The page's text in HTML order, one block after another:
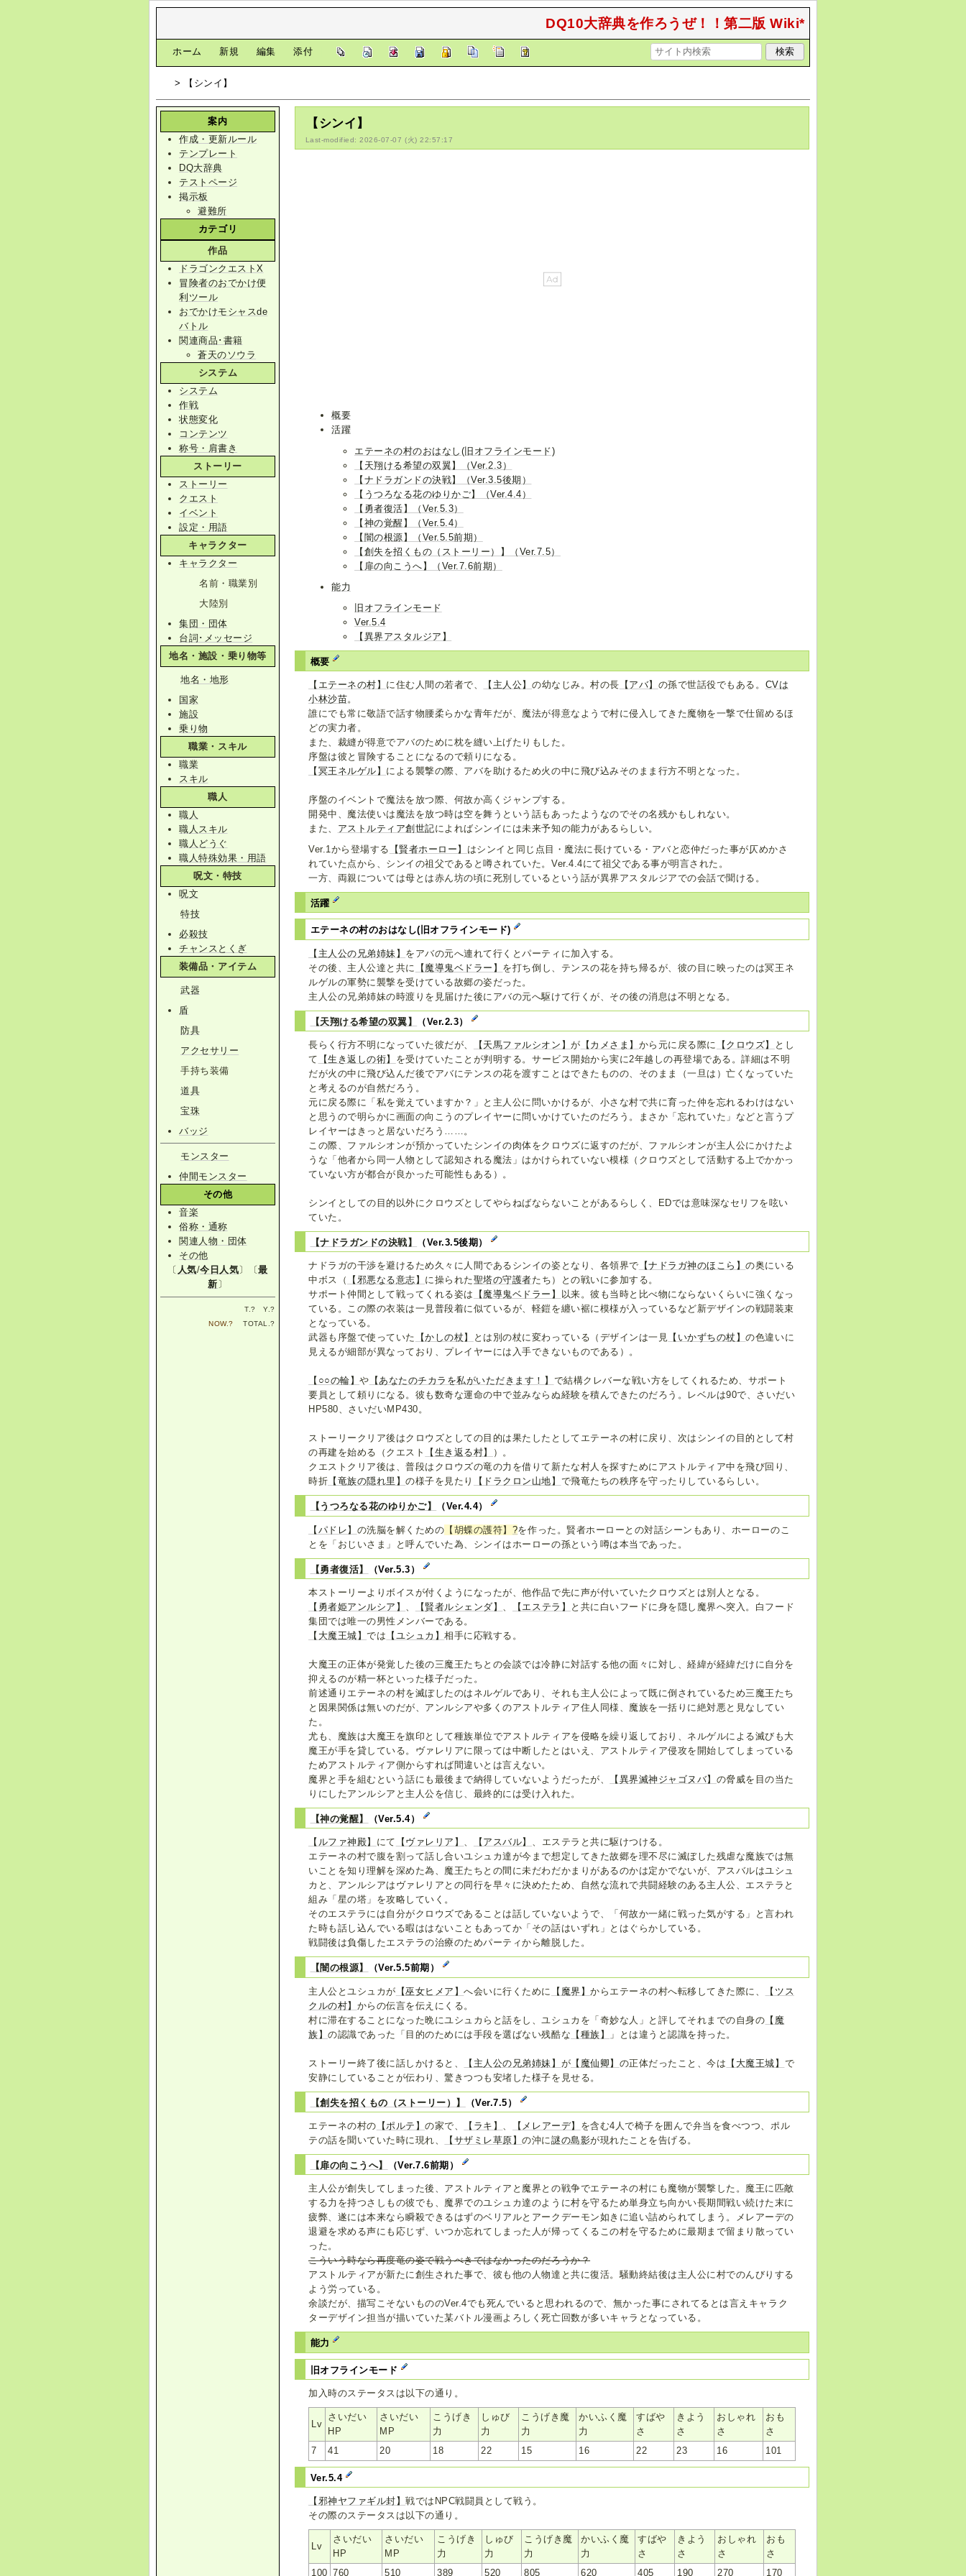
DQ10大辞典を作ろうぜ！！第二版 Wiki*
ホーム 新規 編集 添付
> 【シンイ】
【シンイ】
Last-modified: 2026-07-07 (火) 22:57:17
概要
活躍
エテーネの村のおはなし(旧オフラインモード)
【天翔ける希望の双翼】（Ver.2.3）
【ナドラガンドの決戦】（Ver.3.5後期）
【うつろなる花のゆりかご】（Ver.4.4）
【勇者復活】（Ver.5.3）
【神の覚醒】（Ver.5.4）
【闇の根源】（Ver.5.5前期）
【創失を招くもの（ストーリー）】（Ver.7.5）
【扉の向こうへ】（Ver.7.6前期）
能力
旧オフラインモード
Ver.5.4
【異界アスタルジア】
概要
【エテーネの村】 に住む人間の若者で、 【主人公】 の幼なじみ。村の長 【アバ】 の孫で世話役でもある。 CVは
小林沙苗。
誰にでも常に敬語で話す物腰柔らかな青年だが、魔法が得意なようで村に侵入してきた魔物を一撃で仕留めるほ
どの実力者。
また、裁縫が得意でアバのために枕を縫い上げたりもした。
序盤は彼と冒険することになるので頼りになる。
【冥王ネルゲル】 による襲撃の際、アバを助けるため火の中に飛び込みそのまま行方不明となった。
序盤のイベントで魔法を放つ際、何故か高くジャンプする。
開発中、魔法使いは魔法を放つ時は空を舞うという話もあったようなのでその名残かもしれない。
また、 アストルティア創世記によればシンイには未来予知の能力があるらしい。
Ver.1から登場する
【賢者ホーロー】 はシンイと同じ点目・魔法に長けている・アバと恋仲だった事が仄めかさ
れていた点から、シンイの祖父であると噂されていた。Ver.4.4にて祖父である事が明言された。
一方、両親については母とは赤ん坊の頃に死別しているという話が異界アスタルジアでの会話で聞ける。
活躍
エテーネの村のおはなし(旧オフラインモード)
【主人公の兄弟姉妹】 をアバの元へ連れて行くとパーティに加入する。
その後、主人公達と共に
【魔導鬼ベドラー】 を打ち倒し、テンスの花を持ち帰るが、彼の目に映ったのは冥王ネ
ルゲルの軍勢に襲撃を受けている故郷の姿だった。
主人公の兄弟姉妹の時渡りを見届けた後にアバの元へ駆けて行くが、その後の消息は不明となる。
【天翔ける希望の双翼】 （Ver.2.3）
長らく行方不明になっていた彼だが、 【天馬ファルシオン】が 【カメさま】 から元に戻る際に 【クロウズ】
とし
て
【生き返しの術】 を受けていたことが判明する。サービス開始から実に2年越しの再登場である。詳細は不明
だが火の中に飛び込んだ後でアバにテンスの花を渡すことはできたものの、そのまま（一旦は）亡くなっていた
と考えるのが自然だろう。
元に戻る際に「私を覚えていますか？」と主人公に問いかけるが、小さな村で共に育った仲を忘れるわけはない
と思うので明らかに画面の向こうのプレイヤーに問いかけていたのだろう。まさか「忘れていた」などと言うプ
レイヤーはきっと居ないだろう……。
この際、ファルシオンが預かっていたシンイの肉体をクロウズに返すのだが、ファルシオンが主人公にかけたよ
うな「他者から同一人物として認知される魔法」はかけられていない模様（クロウズとして活動する上でかかっ
ていない方が都合が良かった可能性もある）。
シンイとしての目的以外にクロウズとしてやらねばならないことがあるらしく、EDでは意味深なセリフを呟い
ていた。
【ナドラガンドの決戦】 （Ver.3.5後期）
ナドラガの干渉を避けるため久々に人間であるシンイの姿となり、各領界で 【ナドラガ神のほこら】の奥にいる
中ボス（
【邪悪なる意志】 に操られた聖塔の守護者たち）との戦いに参加する。
サポート仲間として戦ってくれる姿は
【魔導鬼ベドラー】
以来。彼も当時と比べ物にならないくらいに強くなっ
ている。この際の衣装は一見普段着に似ているが、軽鎧を纏い裾に模様が入っているなど新デザインの戦闘装束
となっている。
武器も序盤で使っていた
【かしの杖】 とは別の杖に変わっている（デザインは一見 【いかずちの杖】の色違いに
見えるが細部が異なっており、プレイヤーには入手できないものである）。
【○○の輪】や 【あなたのチカラを私がいただきます！】 で結構クレバーな戦い方をしてくれるため、サポート
要員として頼りになる。彼も数奇な運命の中で並みならぬ経験を積んできたのだろう。レベルは90で、さいだい
HP580、さいだいMP430。
ストーリークリア後はクロウズとしての目的は果たしたとしてエテーネの村に戻り、次はシンイの目的として村
の再建を始める（クエスト
【生き返る村】
）。
クエストクリア後は、普段はクロウズの竜の力を借りて新たな村人を探すためにアストルティア中を飛び回り、
時折 【竜族の隠れ里】の様子を見たり 【ドラクロン山地】 で飛竜たちの秩序を守ったりしているらしい。
【うつろなる花のゆりかご】 （Ver.4.4）
【パドレ】 の洗脳を解くための 【胡蝶の護符】 ?を作った。賢者ホーローとの対話シーンもあり、ホーローのこ
とを「おじいさま」と呼んでいた為、シンイはホーローの孫という噂は本当であった。
【勇者復活】 （Ver.5.3）
本ストーリーよりボイスが付くようになったが、他作品で先に声が付いていたクロウズとは別人となる。
【勇者姫アンルシア】 、 【賢者ルシェンダ】 、 【エステラ】
と共に白いフードに身を隠し魔界へ突入。白フード
集団では唯一の男性メンバーである。
【大魔王城】では 【ユシュカ】相手に応戦する。
大魔王の正体が発覚した後の三魔王たちとの会談では冷静に対話する他の面々に対し、経緯が経緯だけに自分を
抑えるのが精一杯といった様子だった。
前述通りエテーネの村を滅ぼしたのはネルゲルであり、それも主人公によって既に倒されているため三魔王たち
と因果関係は無いのだが、アンルシアや多くのアストルティア住人同様、魔族を一括りに絶対悪と見なしてい
た。
尤も、魔族は大魔王を旗印として種族単位でアストルティアを侵略を繰り返しており、ネルゲルによる滅びも大
魔王が手を貸している。ヴァレリアに限っては中断したとはいえ、アストルティア侵攻を開始してしまっている
ためアストルティア側からすれば間違いとは言えない。
魔界と手を組むという話にも最後まで納得していないようだったが、
【異界滅神ジャゴヌバ】 の脅威を目の当た
りにしたアンルシアと主人公を信じ、最終的には受け入れた。
【神の覚醒】 （Ver.5.4）
【ルファ神殿】 にて 【ヴァレリア】 、 【アスバル】 、エステラと共に駆けつける。
エテーネの村で腹を割って話し合いユシュカ達が今まで想定してきた故郷を理不尽に滅ぼした残虐な魔族では無
いことを知り理解を深めた為、魔王たちとの間に未だわだかまりがあるのかは定かでないが、アスバルはユシュ
カと、アンルシアはヴァレリアとの同行を早々に決めたため、自然な流れで共闘経験のある主人公、エステラと
組み「星の塔」を攻略していく。
そのエステラには自分がクロウズであることは話していないようで、「何故か一緒に戦った気がする」と言われ
た時も話し込んでいる暇ははないこともあってか「その話はいずれ」とはぐらかしている。
戦闘後は負傷したエステラの治療のためパーティから離脱した。
【闇の根源】 （Ver.5.5前期）
主人公とユシュカが 【巫女ヒメア】へ会いに行くために 【魔界】からエテーネの村へ転移してきた際に、
【ツス
クルの村】 からの伝言を伝えにくる。
村に滞在することになった晩にユシュカらと話をし、ユシュカを「奇妙な人」と評してそれまでの自身の 【魔
族】の認識であった「目的のためには手段を選ばない残酷な 【種族】 」とは違うと認識を持った。
ストーリー終了後に話しかけると、 【主人公の兄弟姉妹】 が 【魔仙卿】 の正体だったこと、今は 【大魔王城】 で
安静にしていることが伝わり、驚きつつも安堵した様子を見せる。
【創失を招くもの（ストーリー）】 （Ver.7.5）
エテーネの村の 【ポルテ】の家で、 【ラキ】 、 【メレアーデ】 を含む4人で椅子を囲んで弁当を食べつつ、ポル
テの話を聞いていた時に現れ、
【サザミレ草原】の沖に謎の島影が現れたことを告げる。
【扉の向こうへ】 （Ver.7.6前期）
主人公が創失してしまった後、アストルティアと魔界との戦争でエテーネの村にも魔物が襲撃した。魔王に匹敵
する力を持つさしもの彼でも、魔界でのユシュカ達のように村を守るため単身立ち向かい長期間戦い続けた末に
疲弊、遂には本来なら瞬殺できるはずのベリアルとアークデーモン如きに追い詰められてしまう。メレアーデの
退避を求める声にも応じず、いつか忘れてしまった人が帰ってくるこの村を守るために最期まで留まり散ってい
った。
こういう時なら再度竜の姿で戦うべきではなかったのだろうか？
アストルティアが新たに創生された事で、彼も他の人物達と共に復活。騒動終結後は主人公に村でのんびりする
よう労っている。
余談だが、描写こそないもののVer.4でも死んでいると思われるので、無かった事にされてるとは言えキャラク
ターデザイン担当が描いていた某バトル漫画よろしく死亡回数が多いキャラとなっている。
能力
旧オフラインモード
加入時のステータスは以下の通り。
Lv
さいだい
HP
さいだい
MP
こうげき
力
しゅび
力
こうげき魔
力
かいふく魔
力
すばや
さ
きよう
さ
おしゃれ
さ
おも
さ
7
41 20 18 22 15 16 22 23 16 101
Ver.5.4
【邪神ヤファギル封】戦ではNPC戦闘員として戦う。
その際のステータスは以下の通り。
Lv
さいだい
HP
さいだい
MP
こうげき
力
しゅび
力
こうげき魔
力
かいふく魔
力
すばや
さ
きよう
さ
おしゃれ
さ
おも
さ
100 760 510 389 520 805 620 405 190 270 170
案内
作成・更新ルール
テンプレート
DQ大辞典
テストページ
掲示板
避難所
カテゴリ
作品
ドラゴンクエストX
冒険者のおでかけ便
利ツール
おでかけモシャスde
バトル
関連商品･書籍
蒼天のソウラ
システム
システム
作戦
状態変化
コンテンツ
称号・肩書き
ストーリー
ストーリー
クエスト
イベント
設定・用語
キャラクター
キャラクター
名前・職業別
大陸別
集団・団体
台詞･メッセージ
地名・施設・乗り物等
地名・地形
国家
施設
乗り物
職業・スキル
職業
スキル
職人
職人
職人スキル
職人どうぐ
職人特殊効果・用語
呪文・特技
呪文
特技
必殺技
チャンスとくぎ
装備品・アイテム
武器
盾
防具
アクセサリー
手持ち装備
道具
宝珠
バッジ
モンスター
仲間モンスター
その他
音楽
俗称・通称
関連人物・団体
その他
〔 人気/今日人気〕〔最
新 〕
T.? Y.?
NOW.? TOTAL.?